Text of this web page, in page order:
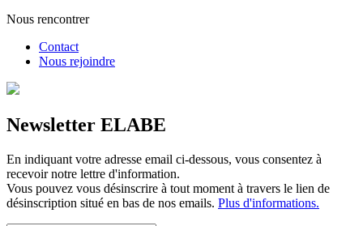
Nous rencontrer
Contact
Nous rejoindre
Newsletter ELABE
En indiquant votre adresse email ci-dessous, vous consentez à
recevoir notre lettre d'information.
Vous pouvez vous désinscrire à tout moment à travers le lien de
désinscription situé en bas de nos emails. Plus d'informations.